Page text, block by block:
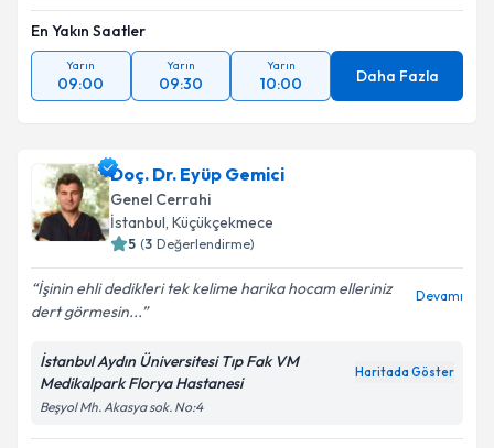
En Yakın Saatler
Yarın
09:00
Yarın
09:30
Yarın
10:00 Daha Fazla
Doç. Dr. Eyüp Gemici
Genel Cerrahi
İstanbul, Küçükçekmece
5 (3 Değerlendirme)
İşinin ehli dedikleri tek kelime harika hocam elleriniz
dert görmesin...
Devamı
İstanbul Aydın Üniversitesi Tıp Fak VM
Medikalpark Florya Hastanesi
Haritada Göster
Beşyol Mh. Akasya sok. No:4